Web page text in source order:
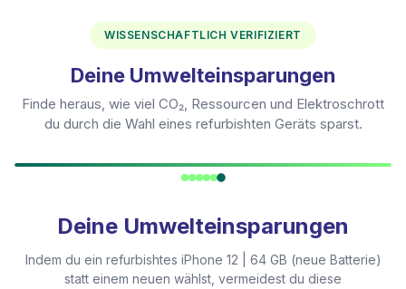
WISSENSCHAFTLICH VERIFIZIERT
Deine Umwelteinsparungen
Finde heraus, wie viel CO₂, Ressourcen und Elektroschrott
du durch die Wahl eines refurbishten Geräts sparst.
Deine Umwelteinsparungen
Indem du ein refurbishtes iPhone 12 | 64 GB (neue Batterie)
statt einem neuen wählst, vermeidest du diese